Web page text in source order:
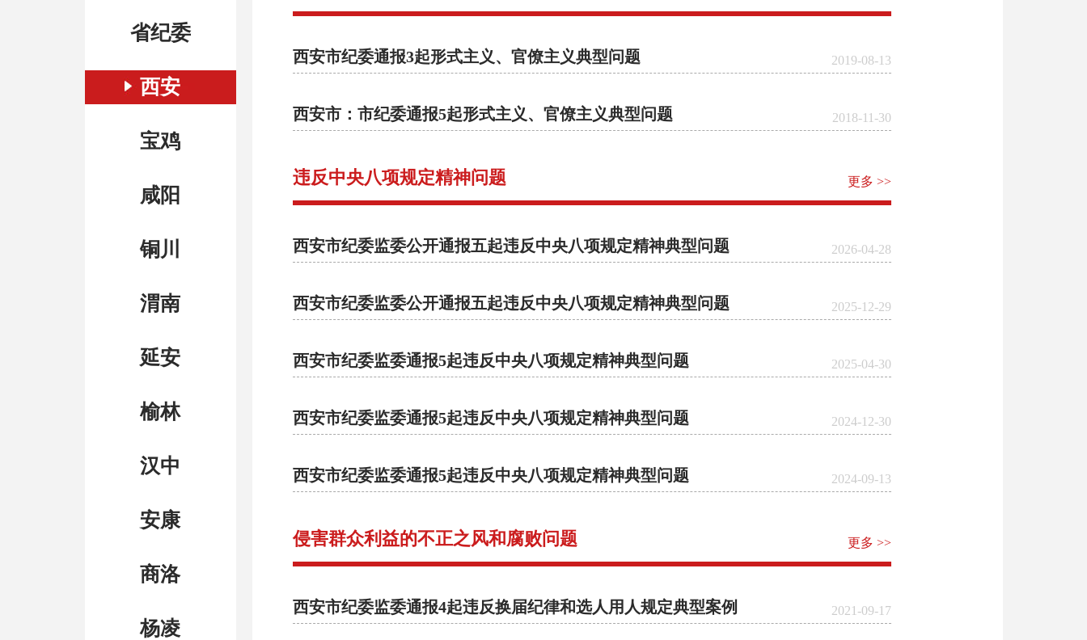
省纪委
西安
宝鸡
咸阳
铜川
渭南
延安
榆林
汉中
安康
商洛
杨凌
西安市纪委通报3起形式主义、官僚主义典型问题 2019-08-13
西安市：市纪委通报5起形式主义、官僚主义典型问题 2018-11-30
违反中央八项规定精神问题 更多 >>
西安市纪委监委公开通报五起违反中央八项规定精神典型问题 2026-04-28
西安市纪委监委公开通报五起违反中央八项规定精神典型问题 2025-12-29
西安市纪委监委通报5起违反中央八项规定精神典型问题 2025-04-30
西安市纪委监委通报5起违反中央八项规定精神典型问题 2024-12-30
西安市纪委监委通报5起违反中央八项规定精神典型问题 2024-09-13
侵害群众利益的不正之风和腐败问题 更多 >>
西安市纪委监委通报4起违反换届纪律和选人用人规定典型案例 2021-09-17